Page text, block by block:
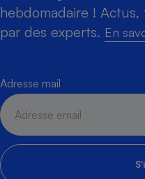
hebdomadaire !
par des experts. En
Adresse mail